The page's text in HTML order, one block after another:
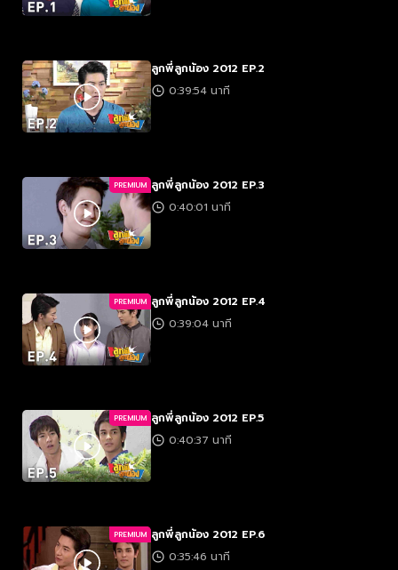
ลูกพี่ลูกน้อง 2012 EP.2
0:39:54 นาที
PREMIUM ลูกพี่ลูกน้อง 2012 EP.3
0:40:01 นาที
PREMIUM ลูกพี่ลูกน้อง 2012 EP.4
0:39:04 นาที
PREMIUM ลูกพี่ลูกน้อง 2012 EP.5
0:40:37 นาที
PREMIUM ลูกพี่ลูกน้อง 2012 EP.6
0:35:46 นาที